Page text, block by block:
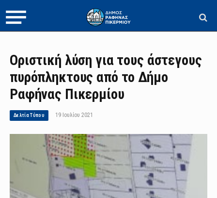
Οριστική λύση για τους άστεγους
πυρόπληκτους από το Δήμο
Ραφήνας Πικερμίου
Δελτία Τύπου 19 Ιουλίου 2021